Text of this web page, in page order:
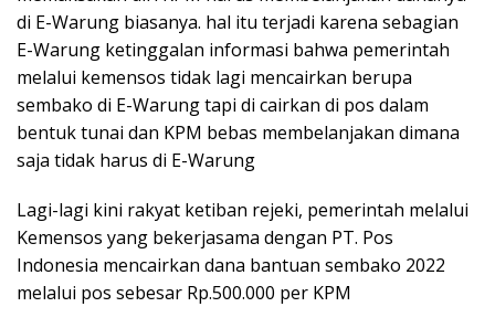
di E-Warung biasanya. hal itu terjadi karena sebagian
E-Warung ketinggalan informasi bahwa pemerintah
melalui kemensos tidak lagi mencairkan berupa
sembako di E-Warung tapi di cairkan di pos dalam
bentuk tunai dan KPM bebas membelanjakan dimana
saja tidak harus di E-Warung
Lagi-lagi kini rakyat ketiban rejeki, pemerintah melalui
Kemensos yang bekerjasama dengan PT. Pos
Indonesia mencairkan dana bantuan sembako 2022
melalui pos sebesar Rp.500.000 per KPM